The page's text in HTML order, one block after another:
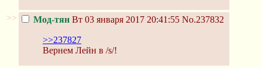
>> Мод-тян Вт 03 января 2017 20:41:55 No.237832
>>237827
Вернем Лейн в /s/!